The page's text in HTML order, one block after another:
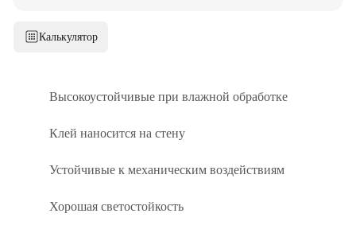
Калькулятор
Высокоустойчивые при влажной обработке
Клей наносится на стену
Устойчивые к механическим воздействиям
Хорошая светостойкость